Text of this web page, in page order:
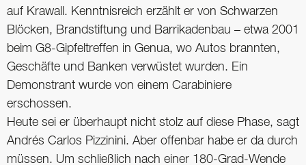
auf Krawall. Kenntnis­reich erzählt er von Schwarzen
Blöcken, Brandstiftung und Barrikadenbau – etwa 2001
beim G8-Gipfeltreffen in Genua, wo Autos brannten,
Geschäfte und Banken verwüstet wurden. Ein
Demonstrant wurde von einem Carabiniere
erschossen.
Heute sei er überhaupt nicht stolz auf diese Phase, sagt
Andrés Carlos Pizzinini. Aber offenbar habe er da durch
müssen. Um schließlich nach einer 180-Grad-Wende